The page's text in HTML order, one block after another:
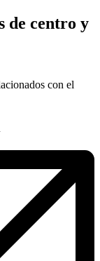
de centro y
con el